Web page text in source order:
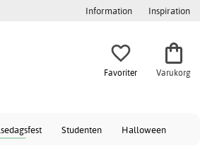
Information Inspiration
Favoriter Varukorg
Studenten Halloween